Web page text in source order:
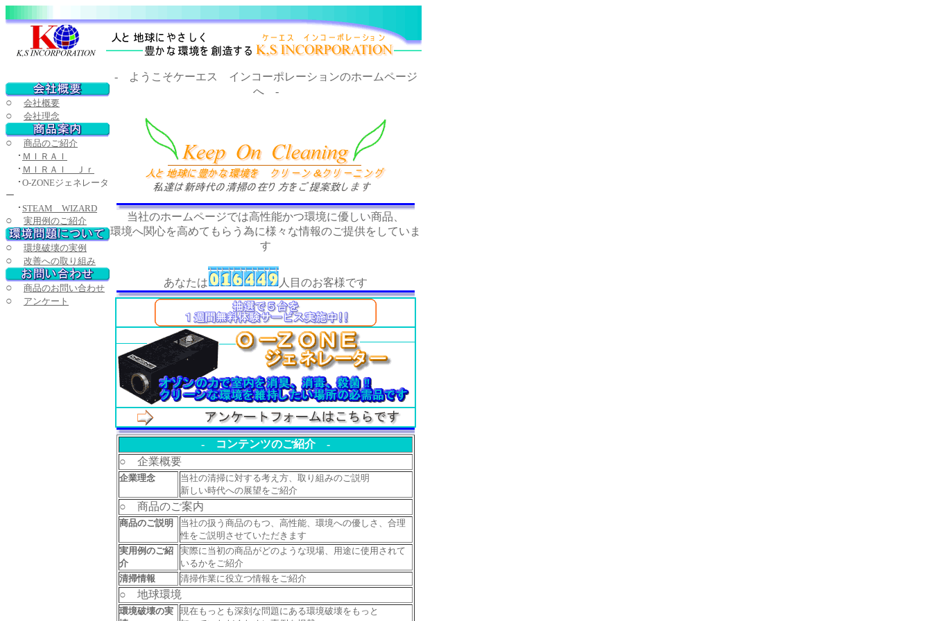
○ 会社概要
○ 会社理念
○ 商品のご紹介
･ ＭＩＲＡＩ
･ ＭＩＲＡＩ Ｊｒ
･ O-ZONEジェネレータ
ー
･ STEAM WIZARD
○ 実用例のご紹介
○ 環境破壊の実例
○ 改善への取り組み
○ 商品のお問い合わせ
○ アンケート
- ようこそケーエス インコーポレーションのホームページ
へ -
当社のホームページでは高性能かつ環境に優しい商品、
環境へ関心を高めてもらう為に様々な情報のご提供をしていま
す
あなたは 人目のお客様です
- コンテンツのご紹介 -
○ 企業概要
企業理念
当社の清掃に対する考え方、取り組みのご説明
新しい時代への展望をご紹介
○ 商品のご案内
商品のご説明
当社の扱う商品のもつ、高性能、環境への優しさ、合理
性をご説明させていただきます
実用例のご紹
介
実際に当初の商品がどのような現場、用途に使用されて
いるかをご紹介
清掃情報
清掃作業に役立つ情報をご紹介
○ 地球環境
環境破壊の実
現在もっとも深刻な問題にある環境破壊をもっと